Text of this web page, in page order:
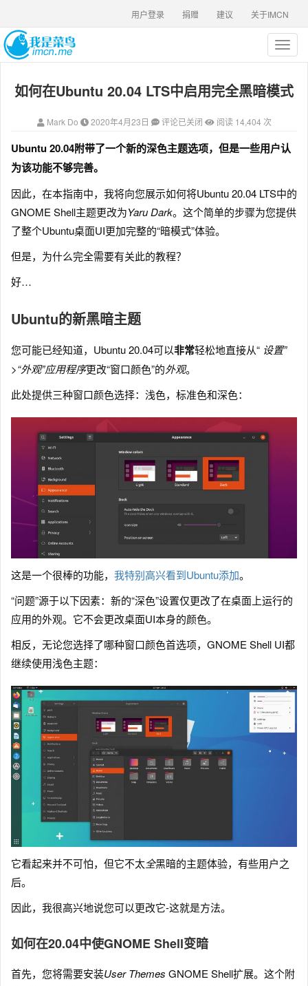
关于IMCN
建议
捐赠
用户登录
T
o
g
l
a
v
a
t
如何在Ubuntu 20.04 LTS中启用完全黑暗模式
Mark Do 2020年4月23日 评论已关闭 阅读 14,404 次
Ubuntu 20.04附带了一个新的深色主题选项，但是一些用户认
为该功能不够完善。
因此，在本指南中，我将向您展示如何将Ubuntu 20.04 LTS中的
GNOME Shell主题更改为Yaru Dark。这个简单的步骤为您提供
了整个Ubuntu桌面UI更加完整的“暗模式”体验。
但是，为什么完全需要有关此的教程？
好…
Ubuntu的新黑暗主题
您可能已经知道，Ubuntu 20.04可以非常轻松地直接从“ 设置”
>“外观”应用程序更改“窗口颜色”的外观。
此处提供三种窗口颜色选择：浅色，标准色和深色：
这是一个很棒的功能， 我特别高兴看到Ubuntu添加。
“问题”源于以下因素：新的“深色”设置仅更改了在桌面上运行的
应用的外观。它不会更改桌面UI本身的颜色。
相反，无论您选择了哪种窗口颜色首选项，GNOME Shell UI都
继续使用浅色主题：
它看起来并不可怕，但它不太全黑暗的主题体验，有些用户之
后。
因此，我很高兴地说您可以更改它-这就是方法。
如何在20.04中使GNOME Shell变暗
首先，您将需要安装User Themes GNOME Shell扩展。这个附